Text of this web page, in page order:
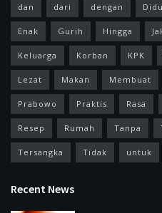
dan dari dengan
Enak Gurih Hingga
Keluarga Korban KPK
Lezat Makan Membuat
Prabowo Praktis Rasa
Resep Rumah Tanpa
Tersangka Tidak untuk
Recent News